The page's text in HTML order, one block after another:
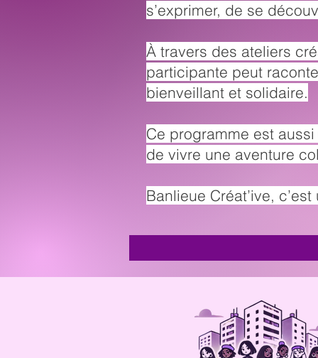
s’exprimer, de se
À travers des ateliers
participante peut
bienveillant et solidaire.
Ce programme est
de vivre une aventure
Banlieue Créat’ive,